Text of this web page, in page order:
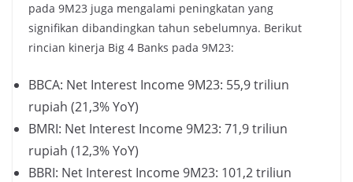
pada 9M23 juga mengalami peningkatan yang
signifikan dibandingkan tahun sebelumnya. Berikut
rincian kinerja Big 4 Banks pada 9M23:
BBCA: Net Interest Income 9M23: 55,9 triliun
rupiah (21,3% YoY)
BMRI: Net Interest Income 9M23: 71,9 triliun
rupiah (12,3% YoY)
BBRI: Net Interest Income 9M23: 101,2 triliun